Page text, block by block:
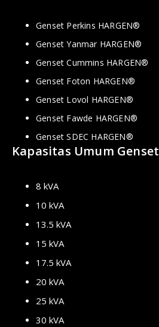
Genset Perkins HARGEN®
Genset Yanmar HARGEN®
Genset Cummins HARGEN®
Genset Foton HARGEN®
Genset Lovol HARGEN®
Genset Fawde HARGEN®
Genset SDEC HARGEN®
Kapasitas Umum Genset
8 kVA
10 kVA
13.5 kVA
15 kVA
17.5 kVA
20 kVA
25 kVA
30 kVA